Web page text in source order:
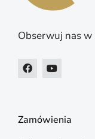
Obserwuj nas w
Zamówienia